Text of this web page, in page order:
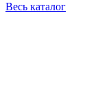
Весь каталог